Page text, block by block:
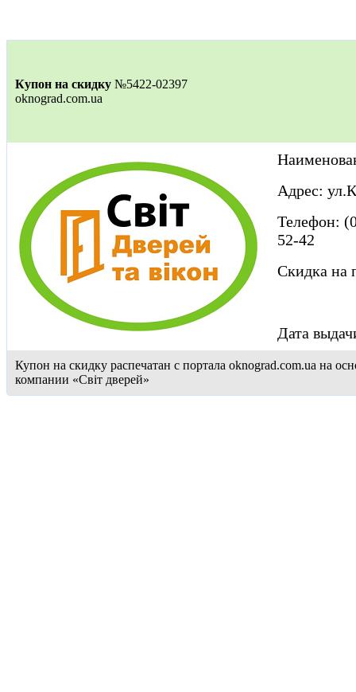
Купон на скидку №5422-02397
oknograd.com.ua
Адрес:
Телефон:
52-42
Скидка на
Дата
Купон на скидку распечатан с портала oknograd.com.ua на
компании «Cвіт дверей»